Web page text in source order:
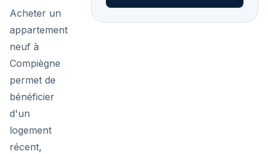
Acheter un
appartement
neuf à
Compiègne
permet de
bénéficier
d'un
logement
récent,